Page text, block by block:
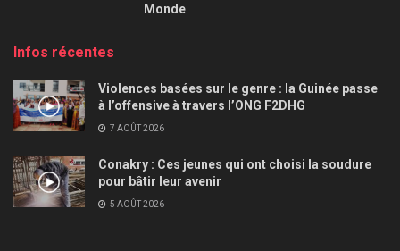
Monde
Infos récentes
Violences basées sur le genre : la Guinée passe
à l’offensive à travers l’ONG F2DHG
7 AOÛT 2026
Conakry : Ces jeunes qui ont choisi la soudure
pour bâtir leur avenir
5 AOÛT 2026